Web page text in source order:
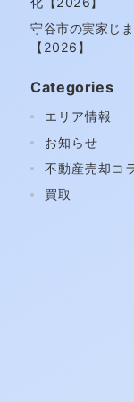
守谷市の実家じ
【2026】
Categories
エリア情報
お知らせ
不動産売却コ
買取